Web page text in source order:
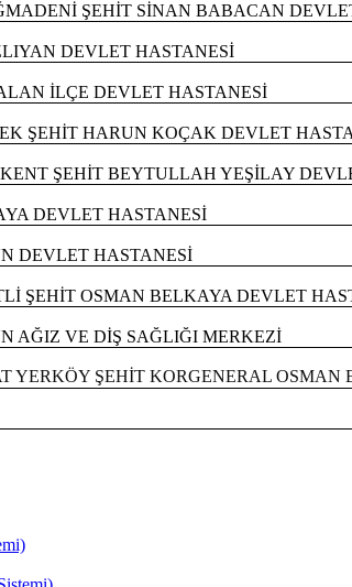
ŞEHİT SİNAN BABACAN
DEVLET HASTANESİ
İLÇE DEVLET HASTANESİ
ŞEHİT HARUN KOÇAK DEVLET
ŞEHİT BEYTULLAH YEŞİLAY
DEVLET HASTANESİ
DEVLET HASTANESİ
ŞEHİT OSMAN BELKAYA DEVLET
AĞIZ VE DİŞ SAĞLIĞI MERKEZİ
YERKÖY ŞEHİT KORGENERAL OSMAN